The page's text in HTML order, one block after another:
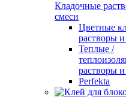
Кладочные
смеси
Цветные
растворы
Теплые /
растворы
Perfekta